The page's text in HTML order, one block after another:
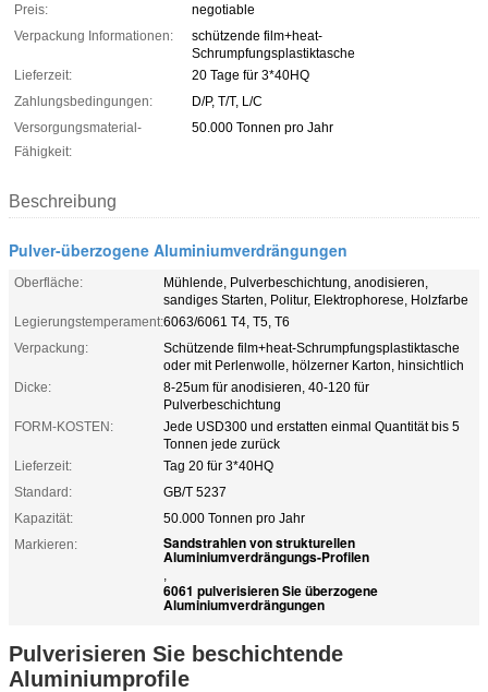
Preis:
negotiable
Verpackung Informationen:
schützende film+heat-
Schrumpfungsplastiktasche
Lieferzeit:
20 Tage für 3*40HQ
Zahlungsbedingungen:
D/P, T/T, L/C
Versorgungsmaterial-
Fähigkeit:
50.000 Tonnen pro Jahr
Beschreibung
Pulver-überzogene Aluminiumverdrängungen
Oberfläche:
Mühlende, Pulverbeschichtung, anodisieren,
sandiges Starten, Politur, Elektrophorese, Holzfarbe
Legierungstemperament:6063/6061 T4, T5, T6
Verpackung:
Schützende film+heat-Schrumpfungsplastiktasche
oder mit Perlenwolle, hölzerner Karton, hinsichtlich
Dicke:
8-25um für anodisieren, 40-120 für
Pulverbeschichtung
FORM-KOSTEN:
Jede USD300 und erstatten einmal Quantität bis 5
Tonnen jede zurück
Lieferzeit:
Tag 20 für 3*40HQ
Standard:
GB/T 5237
Kapazität:
50.000 Tonnen pro Jahr
Markieren:
Sandstrahlen von strukturellen
Aluminiumverdrängungs-Profilen
,
6061 pulverisieren Sie überzogene
Aluminiumverdrängungen
Pulverisieren Sie beschichtende
Aluminiumprofile